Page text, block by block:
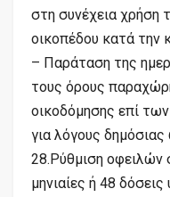
στη συνέχεια χρήση
οικοπέδου κατά την
– Παράταση της
τους όρους
οικοδόμησης επί
για λόγους
28.Ρύθμιση
μηνιαίες ή 48